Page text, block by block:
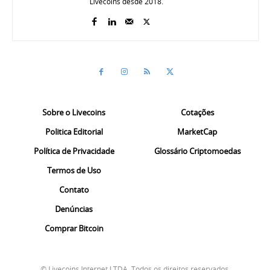
Sobre o Livecoins
Politica Editorial
Política de Privacidade
Termos de Uso
Contato
Denúncias
Comprar Bitcoin
Cotações
MarketCap
Glossário Criptomoedas